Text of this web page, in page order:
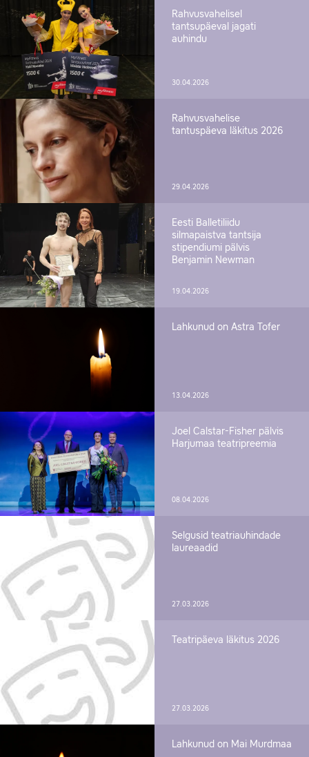
Rahvusvahelisel
tantsupäeval jagati
auhindu
30.04.2026
Rahvusvahelise
tantuspäeva läkitus 2026
29.04.2026
Eesti Balletiliidu
silmapaistva tantsija
stipendiumi pälvis
Benjamin Newman
19.04.2026
Lahkunud on Astra Tofer
13.04.2026
Joel Calstar-Fisher pälvis
Harjumaa teatripreemia
08.04.2026
Selgusid teatriauhindade
laureaadid
27.03.2026
Teatripäeva läkitus 2026
27.03.2026
Lahkunud on Mai Murdmaa